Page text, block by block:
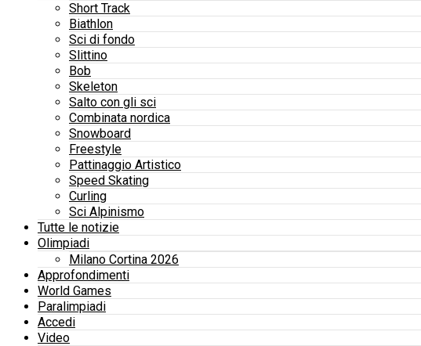
Short Track
Biathlon
Sci di fondo
Slittino
Bob
Skeleton
Salto con gli sci
Combinata nordica
Snowboard
Freestyle
Pattinaggio Artistico
Speed Skating
Curling
Sci Alpinismo
Tutte le notizie
Olimpiadi
Milano Cortina 2026
Approfondimenti
World Games
Paralimpiadi
Accedi
Video